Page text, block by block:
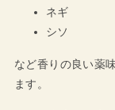
ネギ
シソ
など香りの良い薬
ます。